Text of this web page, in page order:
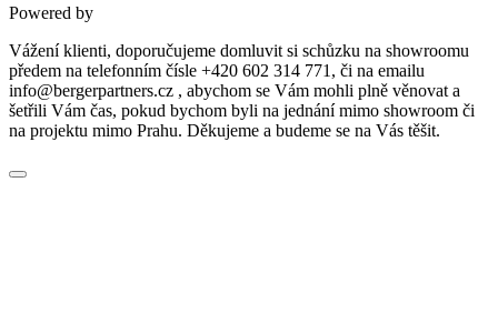
Powered by
Vážení klienti, doporučujeme domluvit si schůzku na showroomu
předem na telefonním čísle +420 602 314 771, či na emailu
info@bergerpartners.cz , abychom se Vám mohli plně věnovat a
šetřili Vám čas, pokud bychom byli na jednání mimo showroom či
na projektu mimo Prahu. Děkujeme a budeme se na Vás těšit.